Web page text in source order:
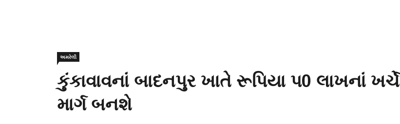
અમરેલી
કુંકાવાવનાં બાદનપુર ખાતે રૂપિયા પ0 લાખનાં ખર્ચે
માર્ગ બનશે